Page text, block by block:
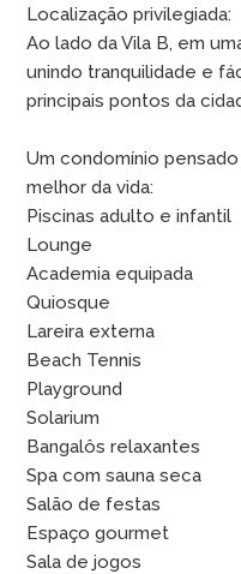
Localização privilegiada:
Ao lado da Vila B, em
unindo tranquilidade e
principais pontos da
Um condomínio
melhor da vida:
Piscinas adulto e infantil
Lounge
Academia equipada
Quiosque
Lareira externa
Beach Tennis
Playground
Solarium
Bangalôs relaxantes
Spa com sauna seca
Salão de festas
Espaço gourmet
Sala de jogos